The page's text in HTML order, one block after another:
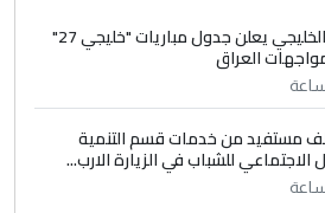
الاتحاد الخليجي يعلن جدول مباريات "خليجي 27"
العراق
الف مستفيد من خدمات قسم التنمية
الاجتماعي للشباب في الزيارة الارب...